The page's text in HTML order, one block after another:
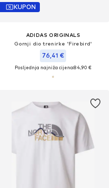
KUPON
ADIDAS ORIGINALS
Gornji dio trenirke 'Firebird'
76,41 €
Posljednja najniža cijena:84,90 €